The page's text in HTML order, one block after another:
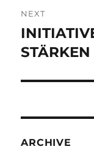
NEXT
Next
post:
STÄRKEN
ARCHIVE